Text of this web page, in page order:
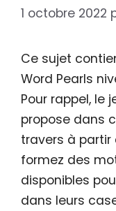
1 octobre 2022
Ce sujet
Word Pearls
Pour rappel, le
propose dans
travers à partir
formez des
disponibles
dans leurs